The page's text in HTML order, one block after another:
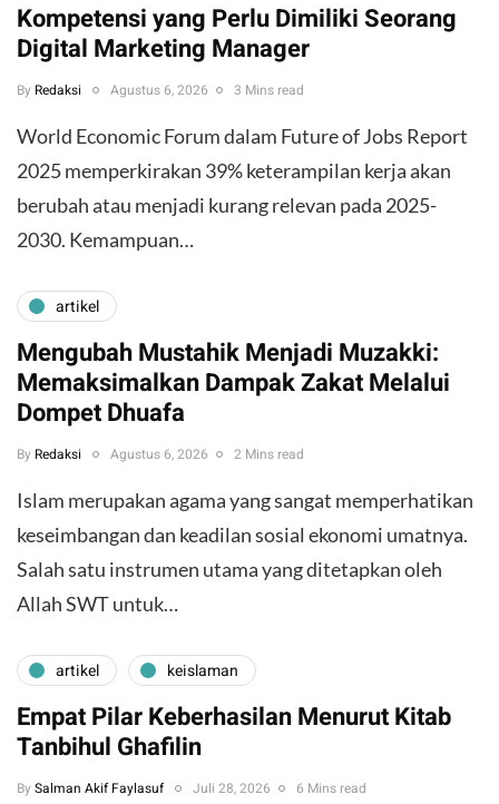
Kompetensi yang Perlu Dimiliki Seorang
Digital Marketing Manager
By Redaksi Agustus 6, 2026 3 Mins read
World Economic Forum dalam Future of Jobs Report
2025 memperkirakan 39% keterampilan kerja akan
berubah atau menjadi kurang relevan pada 2025-
2030. Kemampuan…
artikel
Mengubah Mustahik Menjadi Muzakki:
Memaksimalkan Dampak Zakat Melalui
Dompet Dhuafa
By Redaksi Agustus 6, 2026 2 Mins read
Islam merupakan agama yang sangat memperhatikan
keseimbangan dan keadilan sosial ekonomi umatnya.
Salah satu instrumen utama yang ditetapkan oleh
Allah SWT untuk…
artikel keislaman
Empat Pilar Keberhasilan Menurut Kitab
Tanbihul Ghafilin
By Salman Akif Faylasuf Juli 28, 2026 6 Mins read